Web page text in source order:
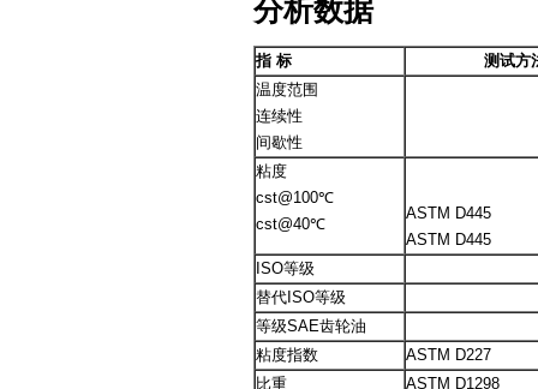
分析数据
指 标
测试方
温度范围
连续性
间歇性
粘度
cst@100℃
cst@40℃
ASTM D445
ASTM D445
ISO等级
替代ISO等级
等级SAE齿轮油
粘度指数
ASTM D227
比重
ASTM D1298